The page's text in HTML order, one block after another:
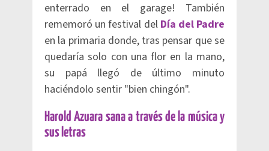
enterrado en el garage! También
rememoró un festival delDía del Padre
en la primaria donde, tras pensar que se
quedaría solo con una flor en la mano,
su papá llegó de último minuto
haciéndolo sentir "bien chingón".
Harold Azuara sana a través de la música y
sus letras